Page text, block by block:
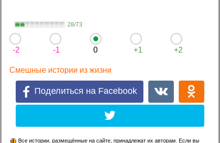
28/73
-2 -1 0 +1 +2
Смешные истории из жизни
Поделиться на Facebook
Все истории, размещённые на сайте, принадлежат их авторам. Если вы